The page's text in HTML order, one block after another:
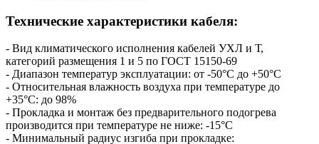
Технические характеристики кабеля:
- Вид климатического исполнения кабелей УХЛ и Т,
категорий размещения 1 и 5 по ГОСТ 15150-69
- Диапазон температур эксплуатации: от -50°С до +50°С
- Относительная влажность воздуха при температуре до
+35°С: до 98%
- Прокладка и монтаж без предварительного подогрева
производится при температуре не ниже: -15°С
- Минимальный радиус изгиба при прокладке: